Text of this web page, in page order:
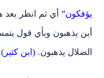
يؤفكون” أي ثم انظر بعد
أين يذهبون وبأي قول
الضلال يذهبون. (ابن